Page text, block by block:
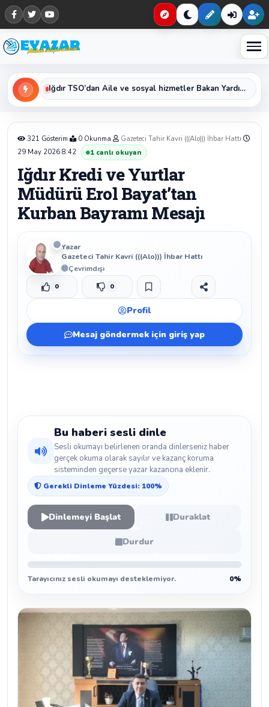
Haberleri keşfet
Iğdır Kredi ve Yurtlar Müdürü Erol Bayat’tan Kurban Bayramı Mesajı
321 Gösterim 0 Okunma
Gazeteci Tahir Kavri (((Alo))) İhbar Hattı
29 May 2026 8:42
1 canlı okuyan
Iğdır Kredi ve Yurtlar
Müdürü Erol Bayat’tan
Kurban Bayramı Mesajı
Yazar
Gazeteci Tahir Kavri (((Alo))) İhbar Hattı
Çevrimdışı
Beğen
0 Beğenmeme
0 Yer İmi
Paylaş
Profil
Mesaj göndermek için giriş yap
Bu haberi sesli dinle
Sesli okumayı belirlenen oranda dinlerseniz haber
gerçek okuma olarak sayılır ve kazanç koruma
sisteminden geçerse yazar kazancına eklenir.
Gerekli Dinleme Yüzdesi: 100%
Dinlemeyi Başlat Duraklat
Durdur
Tarayıcınız sesli okumayı desteklemiyor. 0%